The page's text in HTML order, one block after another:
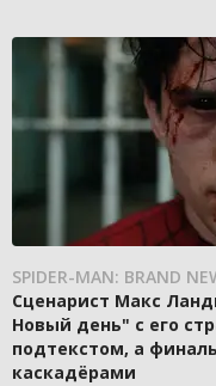
SPIDER-MAN: BRAND
Сценарист Макс
Новый день" с его
подтекстом, а
каскадёрами